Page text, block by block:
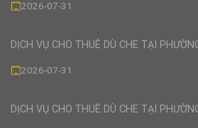
2026-07-31
DỊCH VỤ CHO THUÊ DÙ CHE TẠI
2026-07-31
DỊCH VỤ CHO THUÊ DÙ CHE TẠI